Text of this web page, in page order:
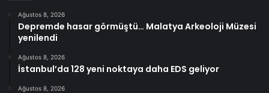
Ağustos 8, 2026
Depremde hasar görmüştü… Malatya Arkeoloji Müzesi
yenilendi
Ağustos 8, 2026
İstanbul’da 128 yeni noktaya daha EDS geliyor
Ağustos 8, 2026